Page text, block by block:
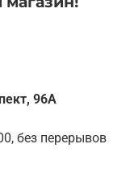
96А
без перерывов